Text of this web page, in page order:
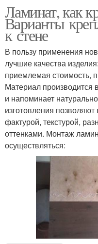
Ламинат, как
Варианты
к стене
В пользу применения
лучшие качества
приемлемая стоимость,
Материал производится
и напоминает
изготовления
фактурой, текстурой,
оттенками. Монтаж
осуществляться: